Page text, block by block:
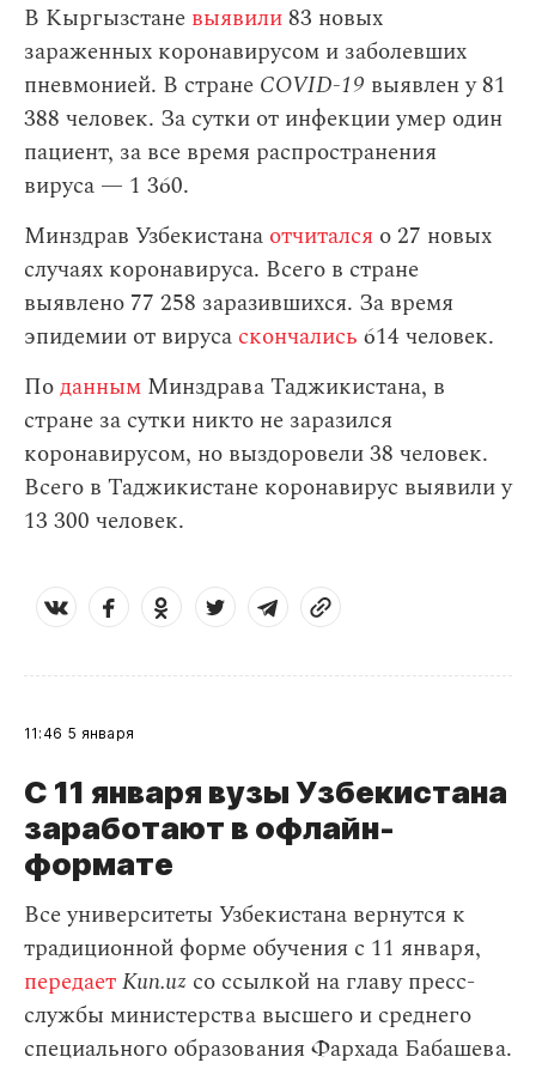
В Кыргызстане выявили83 новых
зараженных коронавирусом и заболевших
пневмонией. В стране COVID-19 выявлен у 81
388 человек. За сутки от инфекции умер один
пациент, за все время распространения
вируса — 1 360.
Минздрав Узбекистана отчитался о 27 новых
случаях коронавируса. Всего в стране
выявлено 77 258 заразившихся. За время
эпидемии от вируса скончались 614 человек.
Поданным Минздрава Таджикистана, в
стране за сутки никто не заразился
коронавирусом, но выздоровели 38 человек.
Всего в Таджикистане коронавирус выявили у
13 300 человек.
11:46 5 января
С 11 января вузы Узбекистана
заработают в офлайн-
формате
Все университеты Узбекистана вернутся к
традиционной форме обучения с 11 января,
передаетKun.uz со ссылкой на главу пресс-
службы министерства высшего и среднего
специального образования Фархада Бабашева.